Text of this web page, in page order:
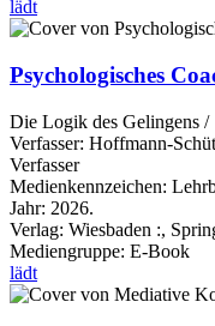
lädt
Psychologisches
Die Logik des Gelingens /
Verfasser: Hoffmann-
Verfasser
Medienkennzeichen:
Jahr: 2026.
Verlag: Wiesbaden :,
Mediengruppe: E-Book
lädt